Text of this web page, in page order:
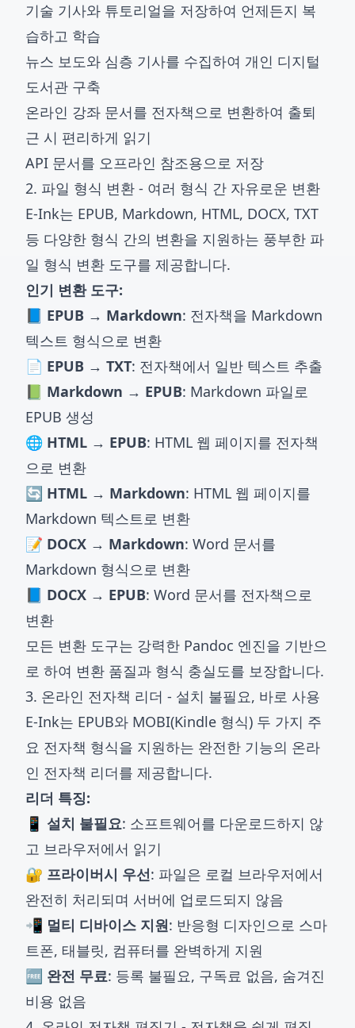
기술 기사와 튜토리얼을 저장하여 언제든지 복
습하고 학습
뉴스 보도와 심층 기사를 수집하여 개인 디지털
도서관 구축
온라인 강좌 문서를 전자책으로 변환하여 출퇴
근 시 편리하게 읽기
API 문서를 오프라인 참조용으로 저장
2. 파일 형식 변환 - 여러 형식 간 자유로운 변환
E-Ink는 EPUB, Markdown, HTML, DOCX, TXT
등 다양한 형식 간의 변환을 지원하는 풍부한 파
일 형식 변환 도구를 제공합니다.
인기 변환 도구:
📘 EPUB → Markdown: 전자책을 Markdown
텍스트 형식으로 변환
📄 EPUB → TXT: 전자책에서 일반 텍스트 추출
📗 Markdown → EPUB: Markdown 파일로
EPUB 생성
🌐 HTML → EPUB: HTML 웹 페이지를 전자책
으로 변환
🔄 HTML → Markdown: HTML 웹 페이지를
Markdown 텍스트로 변환
📝 DOCX → Markdown: Word 문서를
Markdown 형식으로 변환
📘 DOCX → EPUB: Word 문서를 전자책으로
변환
모든 변환 도구는 강력한 Pandoc 엔진을 기반으
로 하여 변환 품질과 형식 충실도를 보장합니다.
3. 온라인 전자책 리더 - 설치 불필요, 바로 사용
E-Ink는 EPUB와 MOBI(Kindle 형식) 두 가지 주
요 전자책 형식을 지원하는 완전한 기능의 온라
인 전자책 리더를 제공합니다.
리더 특징:
📱 설치 불필요: 소프트웨어를 다운로드하지 않
고 브라우저에서 읽기
🔐 프라이버시 우선: 파일은 로컬 브라우저에서
완전히 처리되며 서버에 업로드되지 않음
📲 멀티 디바이스 지원: 반응형 디자인으로 스마
트폰, 태블릿, 컴퓨터를 완벽하게 지원
🆓 완전 무료: 등록 불필요, 구독료 없음, 숨겨진
비용 없음